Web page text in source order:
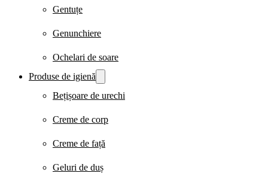
Gentuțe
Genunchiere
Ochelari de soare
Produse de igienă
Bețișoare de urechi
Creme de corp
Creme de față
Geluri de duș